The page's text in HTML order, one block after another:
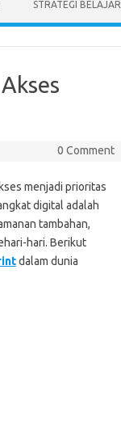
STRATEGI BELAJAR
0 Comment
menjadi prioritas
digital adalah
tambahan,
hari. Berikut
dalam dunia